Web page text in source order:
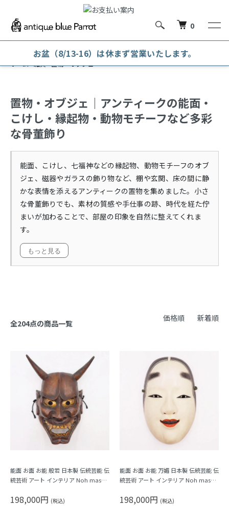
0
お盆（8/13-16）は休まず営業いたします。
ホーム 雑貨 置物・オブジェ
置物・オブジェ｜アンティークの能面・
こけし・縁起物・動物モチーフなど多彩
な骨董飾り
能面、こけし、七福神などの縁起物、動物モチーフのオブ
ジェ、磁器やガラスの飾り物など、棚や玄関、床の間に静
かな表情を添えるアンティークの置物を集めました。小さ
な骨董飾りでも、素材の質感や手仕事の跡、時代を経た佇
まいが加わることで、部屋の印象を自然に整えてくれま
す。
もっと見る
全204点の商品一覧
価格順 新着順
能面 お面 お能 般若 日本製 伝統芸能 伝
統芸術 アート インテリア Noh mask,
198,000円 (税込)
能面 お面 お能 万媚 日本製 伝統芸能 伝
統芸術 アート インテリア Noh mask,
198,000円 (税込)